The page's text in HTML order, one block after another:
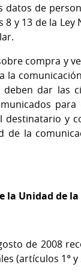
datos de
y 13 de la Ley
compra y
la
deben dar las
destinatario y
de la
la Unidad de
de 2008
(artículos 1° y